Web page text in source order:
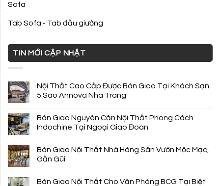
Sofa
Tab Sofa - Tab đầu giường
TIN MỚI CẬP NHẬT
Nội Thất Cao Cấp Được Bàn Giao Tại Khách Sạn
5 Sao Annova Nha Trang
Bàn Giao Nguyên Căn Nội Thất Phong Cách
Indochine Tại Ngoại Giao Đoàn
Bàn Giao Nội Thất Nhà Hàng Sân Vườn Mộc Mạc,
Gần Gũi
Bàn Giao Nội Thất Cho Văn Phòng BCG Tại Biệt